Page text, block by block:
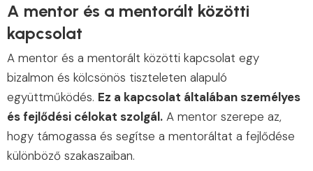
A mentor és a mentorált közötti
kapcsolat
A mentor és a mentorált közötti kapcsolat egy
bizalmon és kölcsönös tiszteleten alapuló
együttműködés. Ez a kapcsolat általában személyes
és fejlődési célokat szolgál. A mentor szerepe az,
hogy támogassa és segítse a mentoráltat a fejlődése
különböző szakaszaiban.